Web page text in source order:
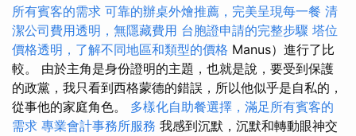
所有賓客的需求 可靠的辦桌外燴推薦，完美呈現每一餐 清
潔公司費用透明，無隱藏費用 台胞證申請的完整步驟 塔位
價格透明，了解不同地區和類型的價格 Manus）進行了比
較。 由於主角是身份證明的主題，也就是說，要受到保護
的政黨，我只看到西格蒙德的錯誤，所以他似乎是自私的，
從事他的家庭角色。 多樣化自助餐選擇，滿足所有賓客的
需求 專業會計事務所服務 我感到沉默，沉默和轉動眼神交